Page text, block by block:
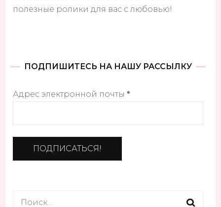
полезные ролики для вас с любовью!
ПОДПИШИТЕСЬ НА НАШУ РАССЫЛКУ
Адрес электронной почты*
Найти: